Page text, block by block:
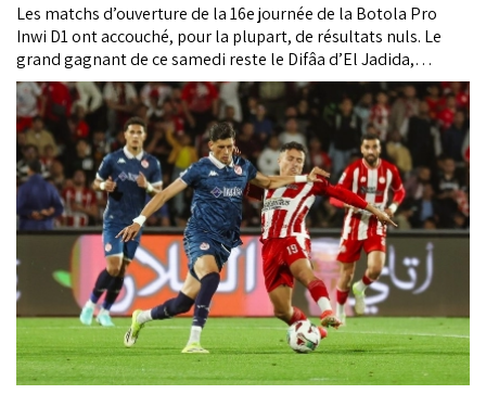
Les matchs d’ouverture de la 16e journée de la Botola Pro
Inwi D1 ont accouché, pour la plupart, de résultats nuls. Le
grand gagnant de ce samedi reste le Difâa d’El Jadida,
vainqueur sur la pelouse du COD Meknès (1-0). Au Grand Stade
de Marrakech, le Wydad a encore calé face au Kawkab local.
Les Rouges ont été accrochés (0-0) et peinent toujours à
retrouver le chemin de la victoire. En difficulté cette saison,
l’OC Safi a dû se contenter d’un nul (1-1) face à l’US Touarga,
un score identique à celui du duel entre le Hassania d’Agadir
et l’IR Tanger.